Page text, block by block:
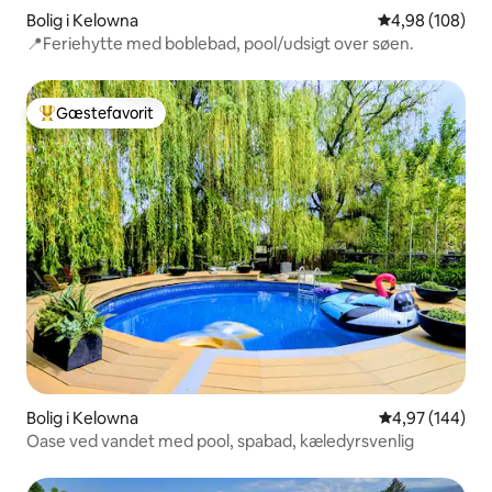
Bolig i Kelowna 4,98 ud af 5 i
4,98 (108)
📍Feriehytte med boblebad, pool/udsigt over søen.
Bedste gæstefavorit
Gæstefavorit
Bolig i Kelowna 4,97 ud af 5 i
4,97 (144)
Oase ved vandet med pool, spabad, kæledyrsvenlig